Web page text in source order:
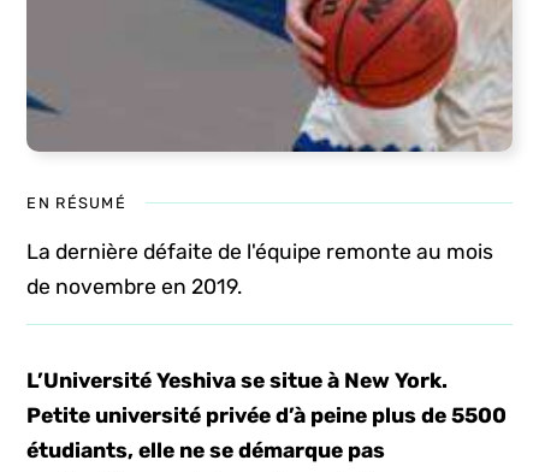
EN RÉSUMÉ
La dernière défaite de l'équipe remonte au mois
de novembre en 2019.
L’Université Yeshiva se situe à New York.
Petite université privée d’à peine plus de 5500
étudiants, elle ne se démarque pas